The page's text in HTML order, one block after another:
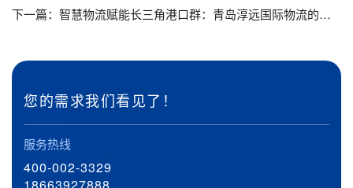
下一篇： 智慧物流赋能长三角港口群：青岛淳远国际物流的重型设备运输创新实践
您的需求我们看见了！
服务热线
400-002-3329